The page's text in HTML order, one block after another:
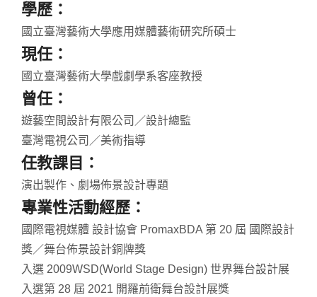
學歷：
國立臺灣藝術大學應用媒體藝術研究所碩士
現任：
國立臺灣藝術大學戲劇學系客座教授
曾任：
遊藝空間設計有限公司／設計總監
臺灣電視公司／美術指導
任教課目：
演出製作、劇場佈景設計專題
專業性活動經歷：
國際電視媒體 設計協會 PromaxBDA 第 20 屆 國際設計
獎／舞台佈景設計銅牌獎
入選 2009WSD(World Stage Design) 世界舞台設計展
入選第 28 屆 2021 開羅前衛舞台設計展獎